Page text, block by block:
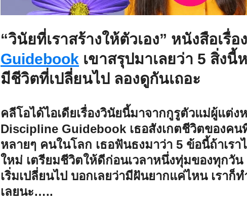
“วินัยที่เราสร้างให้ตัวเอง” หนังสือเรื่อง
Guidebook เขาสรุปมาเลยว่า 5 สิ่งนี้
มีชีวิตที่เปลี่ยนไป ลองดูกันเถอะ
คลีโอได้ไอเดียเรื่องวินัยนี้มาจากกูรูตัวแม่ผู้แต่ง
Discipline Guidebook เธอสังเกตชีวิตของคน
หลายๆ คนในโลก เธอฟันธงมาว่า 5 ข้อนี้ถ้าเรา
ใหม่ เตรียมชีวิตให้ดีก่อนเวลาหนึ่งทุ่มของทุกวัน
เริ่มเปลี่ยนไป บอกเลยว่ามีฝันยากแค่ไหน เราก็ท
เลยนะ…..